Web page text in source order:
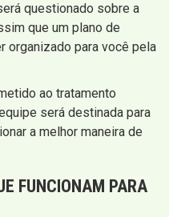
questionado sobre a
que um plano de
organizado para você pela
ao tratamento
será destinada para
a melhor maneira de
FUNCIONAM PARA